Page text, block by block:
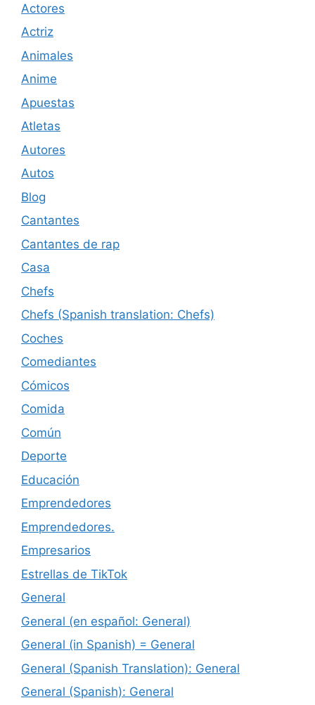
Actores
Actriz
Animales
Anime
Apuestas
Atletas
Autores
Autos
Blog
Cantantes
Cantantes de rap
Casa
Chefs
Chefs (Spanish translation: Chefs)
Coches
Comediantes
Cómicos
Comida
Común
Deporte
Educación
Emprendedores
Emprendedores.
Empresarios
Estrellas de TikTok
General
General (en español: General)
General (in Spanish) = General
General (Spanish Translation): General
General (Spanish): General